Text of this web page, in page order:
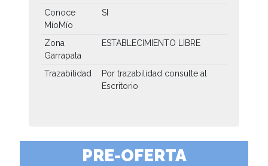
Conoce
MíoMío
SI
Zona
Garrapata
ESTABLECIMIENTO LIBRE
Trazabilidad
Por trazabilidad consulte al
Escritorio
PRE-OFERTA